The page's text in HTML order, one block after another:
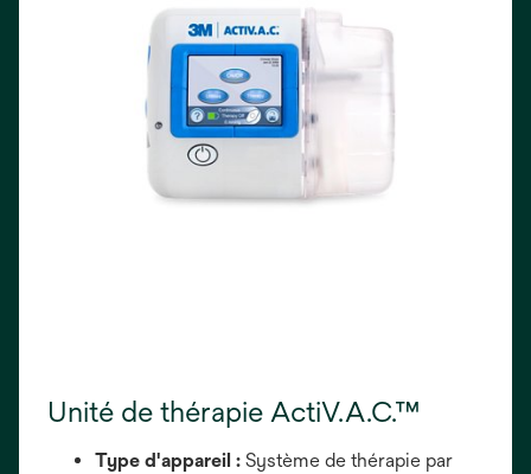
Unité de thérapie ActiV.A.C.™
Type d'appareil : Système de thérapie par